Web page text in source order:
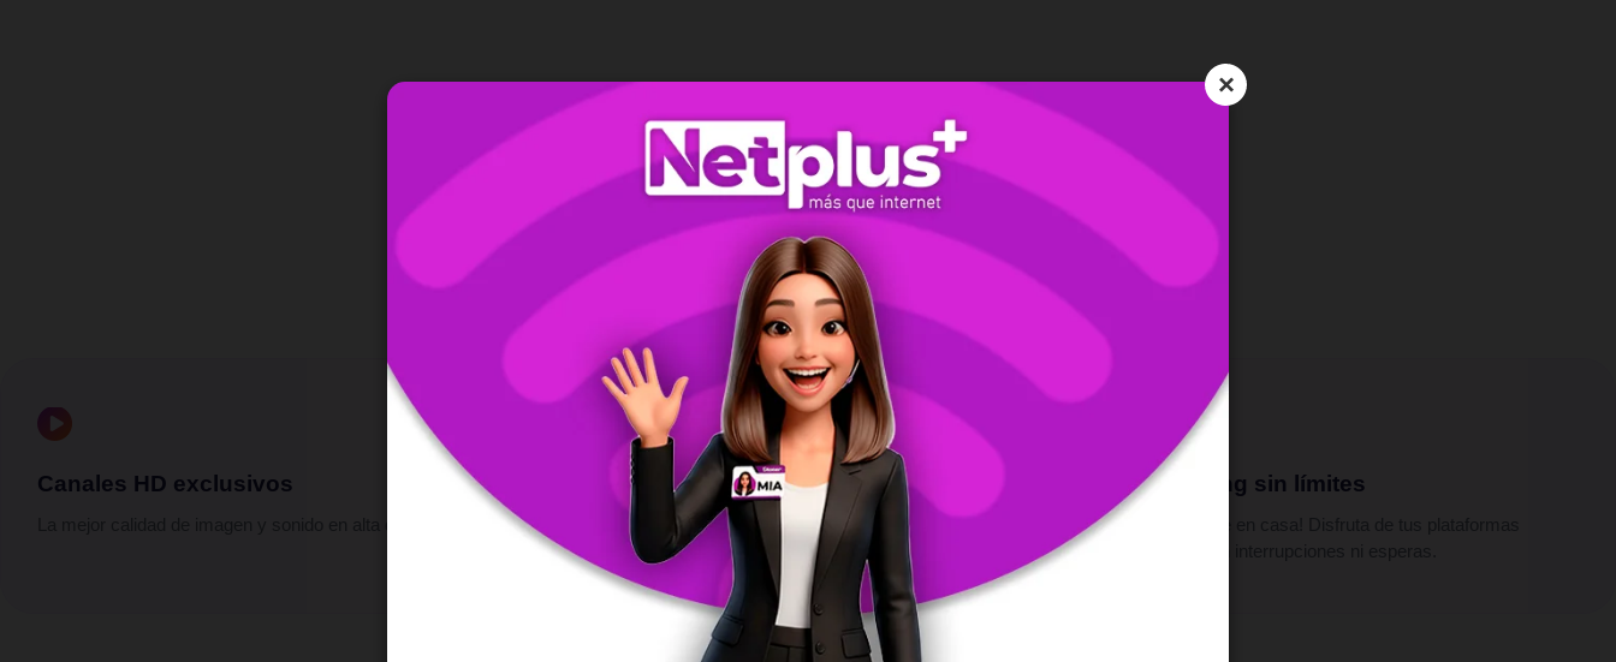
×
Canales HD exclusivos Máximo Rendimiento
Streaming optimizado que se adapta a tu conexión en
tiempo real.
Streaming sin límites